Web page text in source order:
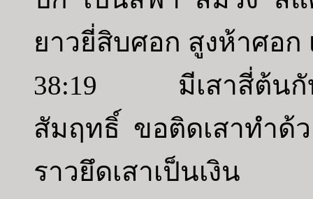
ยาวยี่สิบศอก สูงห้าศอก
38:19 มีเสาสี่ต้นกับฐ
สัมฤทธิ์ ขอติดเสาทำด้
ราวยึดเสาเป็นเงิน